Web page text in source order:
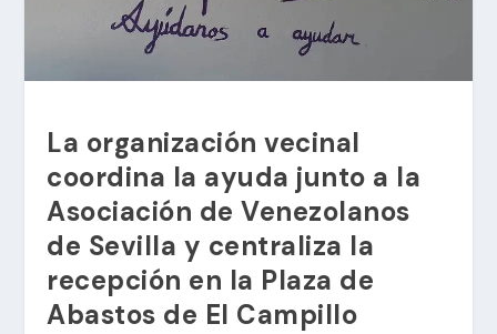
La organización vecinal
coordina la ayuda junto a la
Asociación de Venezolanos
de Sevilla y centraliza la
recepción en la Plaza de
Abastos de El Campillo